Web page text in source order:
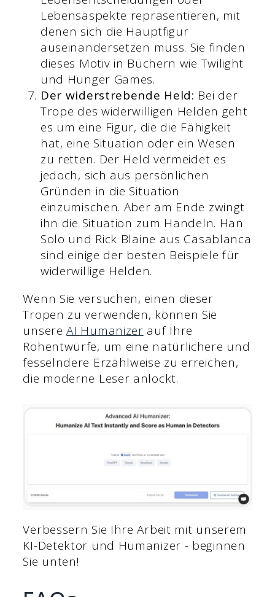
Lebensaspekte repräsentieren, mit
denen sich die Hauptfigur
auseinandersetzen muss. Sie finden
dieses Motiv in Büchern wie Twilight
und Hunger Games.
Der widerstrebende Held: Bei der
Trope des widerwilligen Helden geht
es um eine Figur, die die Fähigkeit
hat, eine Situation oder ein Wesen
zu retten. Der Held vermeidet es
jedoch, sich aus persönlichen
Gründen in die Situation
einzumischen. Aber am Ende zwingt
ihn die Situation zum Handeln. Han
Solo und Rick Blaine aus Casablanca
sind einige der besten Beispiele für
widerwillige Helden.
Wenn Sie versuchen, einen dieser
Tropen zu verwenden, können Sie
unsereAI Humanizer auf Ihre
Rohentwürfe, um eine natürlichere und
fesselndere Erzählweise zu erreichen,
die moderne Leser anlockt.
Verbessern Sie Ihre Arbeit mit unserem
KI-Detektor und Humanizer - beginnen
Sie unten!